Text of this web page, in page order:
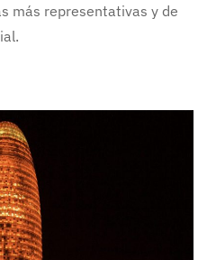
más representativas y de